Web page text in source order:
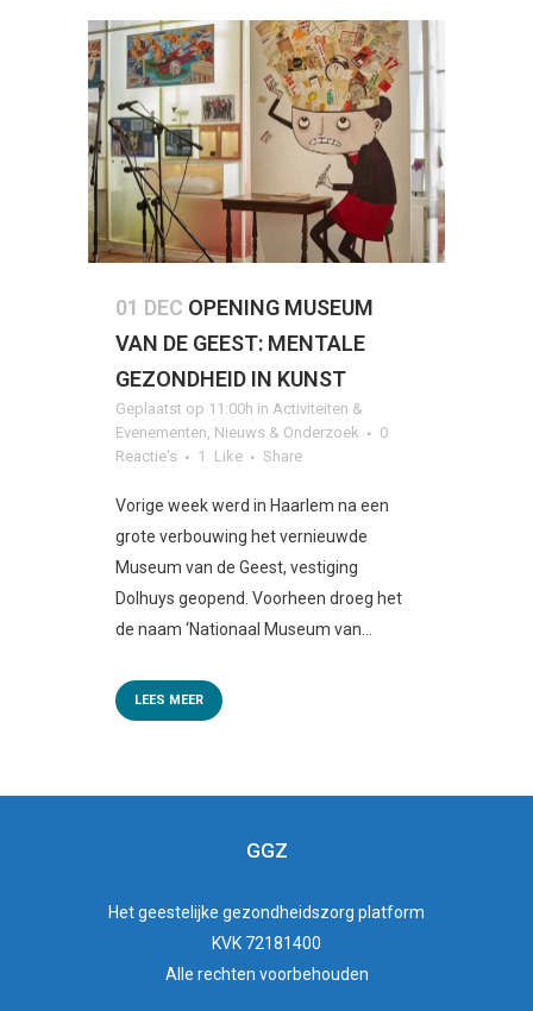
01 DEC OPENING MUSEUM
VAN DE GEEST: MENTALE
GEZONDHEID IN KUNST
Geplaatst op 11:00h in Activiteiten &
Evenementen, Nieuws & Onderzoek
0
Reactie's
1 Like Share
Vorige week werd in Haarlem na een
grote verbouwing het vernieuwde
Museum van de Geest, vestiging
Dolhuys geopend. Voorheen droeg het
de naam ‘Nationaal Museum van...
LEES MEER
GGZ
Hetgeestelijke gezondheidszorg platform
KVK 72181400
Alle rechten voorbehouden